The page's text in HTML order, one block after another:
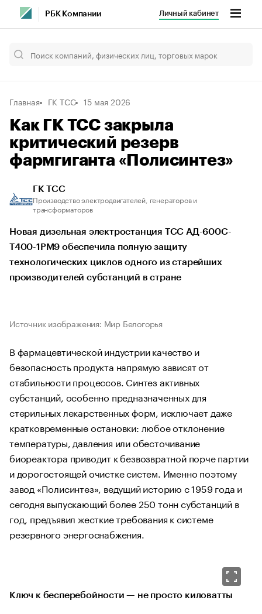
РБК Компании Личный кабинет
Главная ГК ТСС 15 мая 2026
Как ГК ТСС закрыла
критический резерв
фармгиганта «Полисинтез»
ГК ТСС
Производство электродвигателей, генераторов и
трансформаторов
Новая дизельная электростанция ТСС АД-600С-
Т400-1РМ9 обеспечила полную защиту
технологических циклов одного из старейших
производителей субстанций в стране
Источник изображения: Мир Белогорья
В фармацевтической индустрии качество и
безопасность продукта напрямую зависят от
стабильности процессов. Синтез активных
субстанций, особенно предназначенных для
стерильных лекарственных форм, исключает даже
кратковременные остановки: любое отклонение
температуры, давления или обесточивание
биореактора приводит к безвозвратной порче партии
и дорогостоящей очистке систем. Именно поэтому
завод «Полисинтез», ведущий историю с 1959 года и
сегодня выпускающий более 250 тонн субстанций в
год, предъявил жесткие требования к системе
резервного энергоснабжения.
Ключ к бесперебойности — не просто киловатты